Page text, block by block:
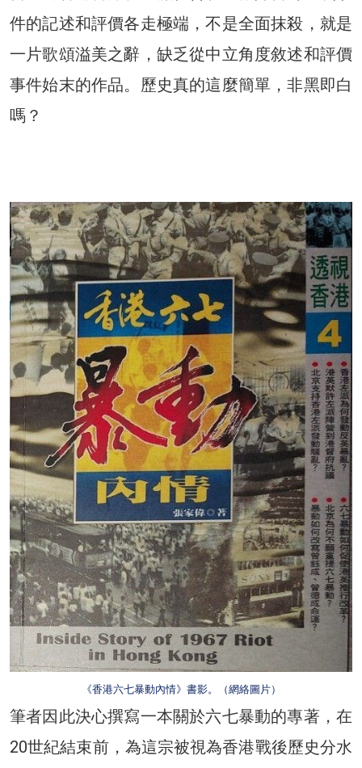
件的記述和評價各走極端，不是全面抹殺，就是
一片歌頌溢美之辭，缺乏從中立角度敘述和評價
事件始末的作品。歷史真的這麼簡單，非黑即白
嗎？
《香港六七暴動內情》書影。（網絡圖片）
筆者因此決心撰寫一本關於六七暴動的專著，在
20世紀結束前，為這宗被視為香港戰後歷史分水